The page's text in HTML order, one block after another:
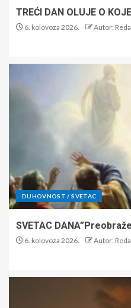
TREĆI DAN OLUJE O
6. kolovoza 2026. Autor:
DUHOVNOST / SVETAC
SVETAC
6. kolovoza 2026. Autor: